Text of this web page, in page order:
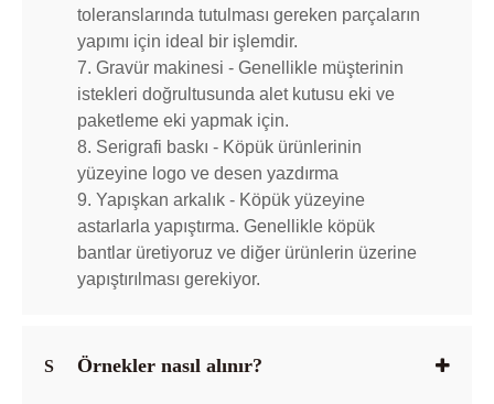
toleranslarında tutulması gereken parçaların
yapımı için ideal bir işlemdir.
7. Gravür makinesi - Genellikle müşterinin
istekleri doğrultusunda alet kutusu eki ve
paketleme eki yapmak için.
8. Serigrafi baskı - Köpük ürünlerinin
yüzeyine logo ve desen yazdırma
9. Yapışkan arkalık - Köpük yüzeyine
astarlarla yapıştırma. Genellikle köpük
bantlar üretiyoruz ve diğer ürünlerin üzerine
yapıştırılması gerekiyor.
S Örnekler nasıl alınır?